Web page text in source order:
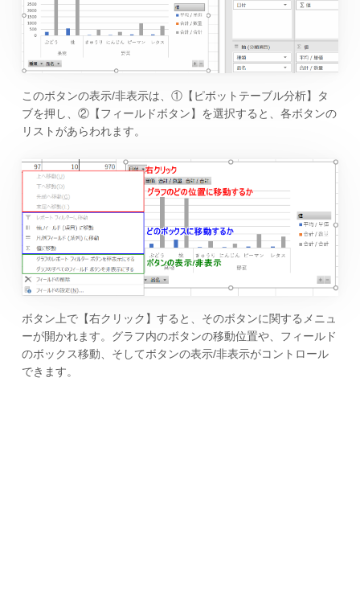
このボタンの表示/非表示は、①【ピボットテーブル分析】タ
ブを押し、②【フィールドボタン】を選択すると、各ボタンの
リストがあらわれます。
ボタン上で【右クリック】すると、そのボタンに関するメニュ
ーが開かれます。グラフ内のボタンの移動位置や、フィールド
のボックス移動、そしてボタンの表示/非表示がコントロール
できます。